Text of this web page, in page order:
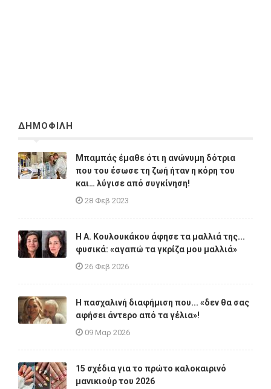
ΔΗΜΟΦΙΛΗ
Μπαμπάς έμαθε ότι η ανώνυμη δότρια
που του έσωσε τη ζωή ήταν η κόρη του
και… λύγισε από συγκίνηση!
28 Φεβ 2023
Η A. Κουλουκάκου άφησε τα μαλλιά της...
φυσικά: «αγαπώ τα γκρίζα μου μαλλιά»
26 Φεβ 2026
Η πασχαλινή διαφήμιση που... «δεν θα σας
αφήσει άντερο από τα γέλια»!
09 Μαρ 2026
15 σχέδια για το πρώτο καλοκαιρινό
μανικιούρ του 2026